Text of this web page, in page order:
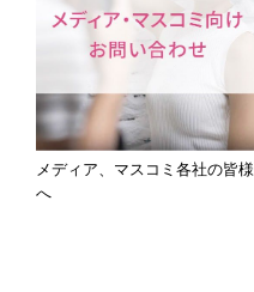
メディア、マスコミ各社の皆様
へ